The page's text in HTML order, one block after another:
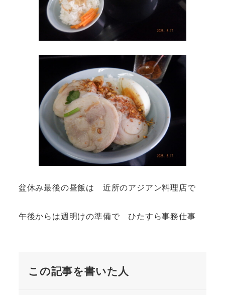
盆休み最後の昼飯は 近所のアジアン料理店で
午後からは週明けの準備で ひたすら事務仕事
この記事を書いた人